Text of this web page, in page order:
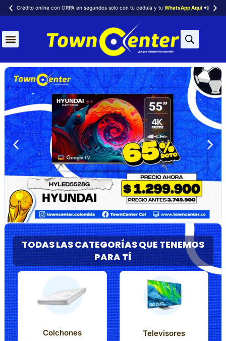
Crédito online con ORPA en segundos solo con tu cédula y tuWhatsApp Aquí 📲
TODAS LAS CATEGORÍAS QUE TENEMOS
PARA TÍ
Colchones Televisores